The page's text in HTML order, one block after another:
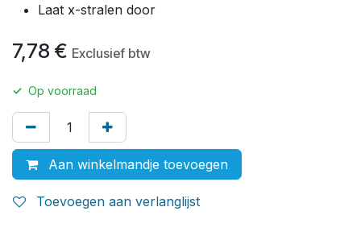
Laat x-stralen door
7,78 € Exclusief btw
✓ Op voorraad
Aan winkelmandje toevoegen
Toevoegen aan verlanglijst